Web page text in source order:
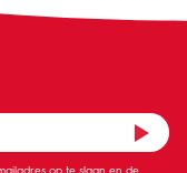
op te slaan en de